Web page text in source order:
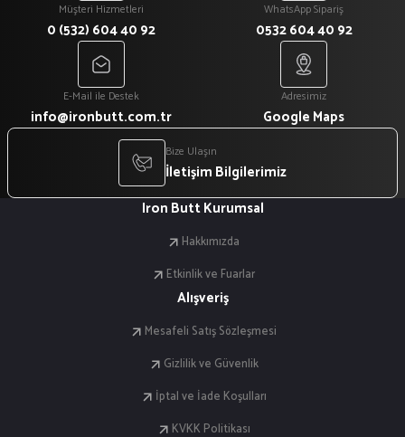
Müşteri Hizmetleri
0 (532) 604 40 92
WhatsApp Sipariş
0532 604 40 92
E-Mail ile Destek
info@ironbutt.com.tr
Adresimiz
Google Maps
Bize Ulaşın
İletişim Bilgilerimiz
Iron Butt Kurumsal
Hakkımızda
Etkinlik ve Fuarlar
Alışveriş
Mesafeli Satış Sözleşmesi
Gizlilik ve Güvenlik
İptal ve İade Koşulları
KVKK Politikası